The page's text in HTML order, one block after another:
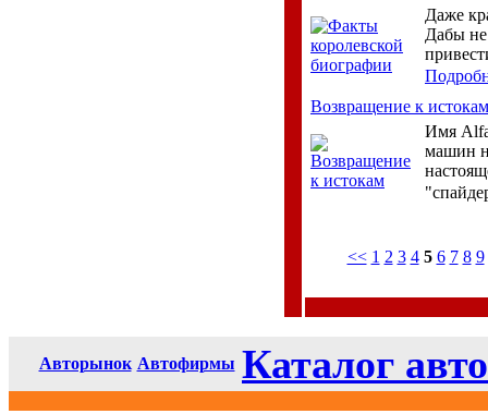
Даже
Дабы не
Возвращение к истокам
Имя
машин
<< 1 2 3 4 5 6 7 8 9
Авторынок Автофирмы Каталог